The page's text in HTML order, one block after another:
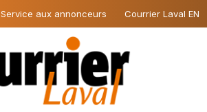
Service aux annonceurs Courrier Laval EN